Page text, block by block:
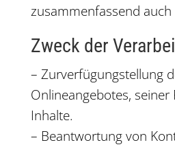
zusammenfassend auch
Zweck der
– Zurverfügungstellung
Onlineangebotes,
Inhalte.
– Beantwortung von